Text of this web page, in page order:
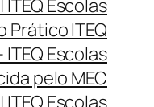
Escolas
Prático ITEQ
Escolas
pelo MEC
Escolas